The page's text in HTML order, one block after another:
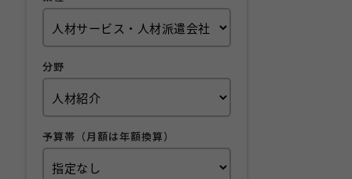
分野
予算帯（月額は年額換算）